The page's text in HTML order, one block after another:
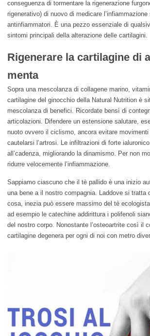
conseguenza di tormentare la rigenerazione
rigenerativo) di nuovo di medicare
antinfiammatori. È una pezzo essenziale di
sintomi principali della alterazione delle cartilagini.
Rigenerare la cartilagine di
menta
Sopra una mescolanza di collagene marino,
cartilagine del ginocchio della Natural Nutrition è
mescolanza di benefici. Ricordate bensì di
articolazioni. Difendere un estensione salutare,
nuoto ovvero il ciclismo, ancora evitare
cautelarsi l’artrosi. Le infiltrazioni di forte
all’cadenza, migliorando la dinamismo. Per non
ridurre velocemente l’infiammazione.
Sappiamo ciascuno che il tè pallido è una inizio
una bene a il nostro compagnia. Laddove si
cosa, inezia può essere massimo del tè
ad esempio le catechine addirittura i polifenoli
del nostro corpo. Nonostante l’osteoartrite così il
cartilagine degenera per ogni di noi con metro